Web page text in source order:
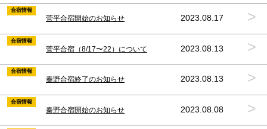
合宿情報
菅平合宿開始のお知らせ 2023.08.17 >
合宿情報
菅平合宿（8/17〜22）について 2023.08.13 >
合宿情報
秦野合宿終了のお知らせ 2023.08.13 >
合宿情報
秦野合宿開始のお知らせ 2023.08.08 >